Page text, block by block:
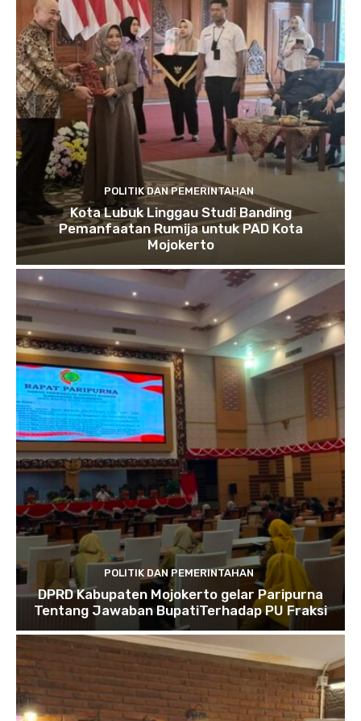
POLITIK DAN PEMERINTAHAN
Kota Lubuk Linggau Studi Banding
Pemanfaatan Rumija untuk PAD Kota
Mojokerto
POLITIK DAN PEMERINTAHAN
DPRD Kabupaten Mojokerto gelar Paripurna
Tentang Jawaban BupatiTerhadap PU Fraksi